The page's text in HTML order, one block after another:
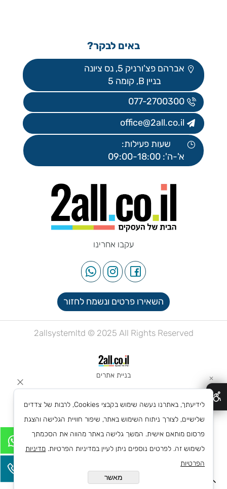
באים לבקר?
אברהם פצ'ורניק 5, נס ציונה
בניין B, קומה 5
077-2700300
office@2all.co.il
שעות פעילות:
א'-ה': 09:00-18:00
עקבו אחרינו
השאירו פרטים ונשמח לחזור
2allsystemltd © 2025 All Rights Reserved
בניית אתרים ✕
לידיעתך, באתרנו נעשה שימוש בקבצי Cookies, לרבות של צדדים
שלישיים, לצורך ניתוח השימוש באתר, שיפור חוויית הגלישה והצגת
פרסום מותאם אישית. המשך גלישה באתר מהווה את הסכמתך
לשימוש זה. לפרטים נוספים ניתן לעיין במדיניות הפרטיות. מדיניות
הפרטיות
מאשר